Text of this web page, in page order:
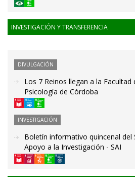
INVESTIGACIÓN Y TRANSFERENCIA
DIVULGACIÓN
Los 7 Reinos llegan a la Facultad
Psicología de Córdoba
INVESTIGACIÓN
Boletín informativo quincenal del
Apoyo a la Investigación - SAI